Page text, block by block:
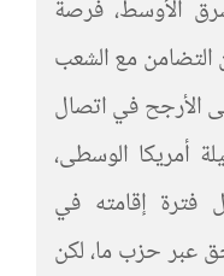
الأوسط، فرصة
التضامن مع الشعب
الأرجح في اتصال
أمريكا الوسطى،
فترة إقامته في
عبر حزب ما، لكن